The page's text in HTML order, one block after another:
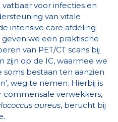
voor infecties en
van vitale
intensive care afdeling
we een praktische
van PET/CT scans bij
op de IC, waarmee we
bestaan ten aanzien
weg te nemen. Hierbij is
commensale verwekkers,
aureus, berucht bij